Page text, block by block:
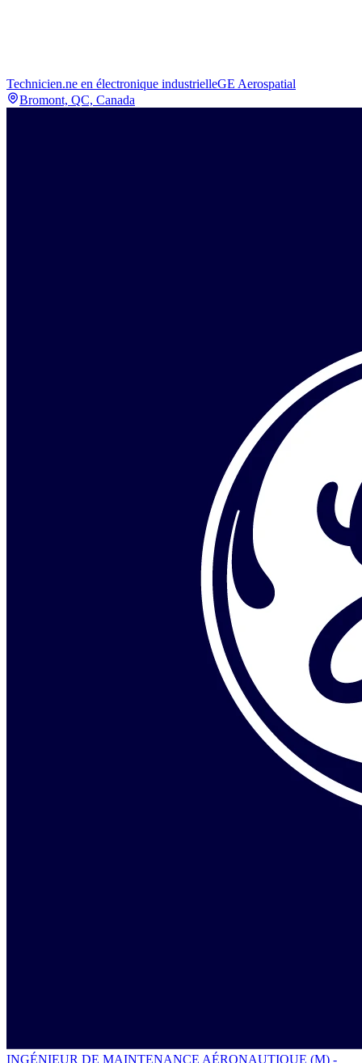
Technicien.ne en électronique industrielleGE Aerospatial
Bromont, QC, Canada
INGÉNIEUR DE MAINTENANCE AÉRONAUTIQUE (M) -